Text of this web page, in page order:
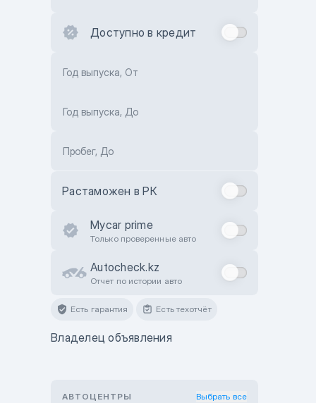
Доступно в кредит
Год выпуска, От
Год выпуска, До
Пробег, До
Растаможен в РК
Mycar prime
Только проверенные авто
Autocheck.kz
Отчет по истории авто
Есть гарантия Есть техотчёт
Владелец объявления
АВТОЦЕНТРЫ Выбрать все